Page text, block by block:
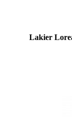
Lakier